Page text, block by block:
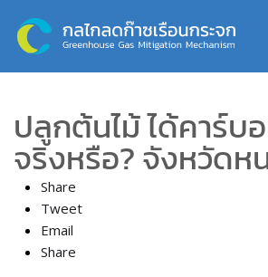
Skip to main content
ปลูกต้นไม้ ได้คาร์บ
จริงหรือ? จังหวัดห
Share
Tweet
Email
Share